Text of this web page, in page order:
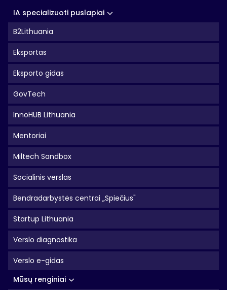
IA specializuoti puslapiai
B2Lithuania
Eksportas
Eksporto gidas
GovTech
InnoHUB Lithuania
Mentoriai
Miltech Sandbox
Socialinis verslas
Bendradarbystės centrai „Spiečius"
Startup Lithuania
Verslo diagnostika
Verslo e-gidas
Mūsų renginiai